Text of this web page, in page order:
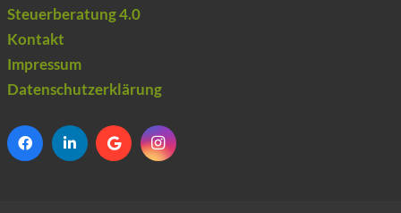
Steuerberatung 4.0
Kontakt
Impressum
Datenschutzerklärung